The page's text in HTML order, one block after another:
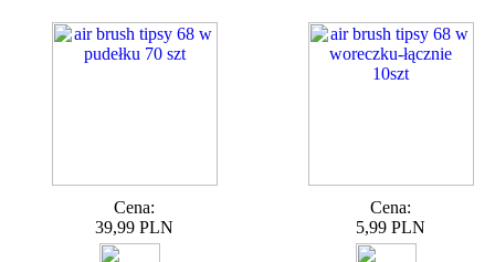
Cena:
39,99 PLN
Cena:
5,99 PLN